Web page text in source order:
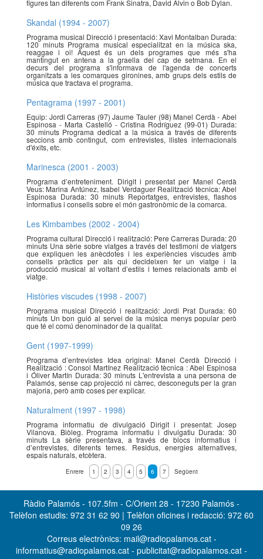
figures tan diferents com Frank Sinatra, David Alvin o Bob Dylan.
Skandal (1994 - 2007)
Programa musical Direcció i presentació: Xavi Montalban Durada:
120 minuts Programa musical especialitzat en la música ska,
reaggae i oi! Aquest és un dels programes que més s'ha
mantingut en antena a la graella del cap de setmana. En el
decurs del programa s'informava de l'agenda de concerts
organitzats a les comarques gironines, amb grups dels estils de
música que tractava el programa.
Pentagrama (1997 - 2001)
Equip: Jordi Carreras (97) Jaume Tauler (98) Manel Cerdà - Abel
Espinosa - Marta Castelló - Cristina Rodríguez (99-01) Durada:
30 minuts Programa dedicat a la música a través de diferents
seccions amb contingut, com entrevistes, llistes internacionals
d'éxits, etc.
Marinesca (2001 - 2003)
Programa d’entreteniment. Dirigit i presentat per Manel Cerdà
Veus: Marina Antúnez, Isabel Verdaguer Realització tècnica: Abel
Espinosa Durada: 30 minuts Reportatges, entrevistes, flashos
informatius i consells sobre el món gastronòmic de la comarca.
Les Kimbambes (2002 - 2004)
Programa cultural Direcció i realització: Pere Carreras Durada: 20
minuts Una sèrie sobre viatges a través del testimoni de viatgers
que expliquen les anècdotes i les experiències viscudes amb
consells pràctics per als qui decideixen fer un viatge i la
producció musical al voltant d’estils i temes relacionats amb el
viatge.
Històries viscudes (1998 - 2007)
Programa musical Direcció i realització: Jordi Prat Durada: 60
minuts Un bon guió al servei de la música menys popular però
que té el comú denominador de la qualitat.
Gent (1997-1999)
Programa d’entrevistes Idea original: Manel Cerdà Direcció i
Realització : Consol Martínez Realització tècnica : Abel Espinosa
i Óliver Martín Durada: 30 minuts L'entrevista a una persona de
Palamós, sense cap projecció ni càrrec, desconeguts per la gran
majoria, però amb coses per explicar.
Naturalment (1997 - 1998)
Programa informatiu de divulgació Dirigit i presentat: Josep
Vilanova. Biòleg. Programa informatiu i divulgatiu Durada: 30
minuts La sèrie presentava, a través de blocs informatius i
d’entrevistes, diferents temes. Residus, energies alternatives,
espais naturals, etcètera.
Enrere 1 2 3 4 5 6 7 Següent
Ràdio Palamós - 107.5fm - C/Orient 28 - 17230 Palamós -
Telèfon estudis: 972 31 62 90 | Telèfon oficines i redacció: 972 60
09 26
Correus electrònics: mail@radiopalamos.cat -
informatius@radiopalamos.cat - publicitat@radiopalamos.cat -